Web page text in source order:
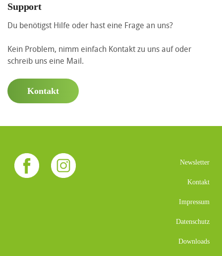
Support
Du benötigst Hilfe oder hast eine Frage an uns?
Kein Problem, nimm einfach Kontakt zu uns auf oder
schreib uns eine Mail.
Kontakt
Newsletter
Kontakt
Impressum
Datenschutz
Downloads